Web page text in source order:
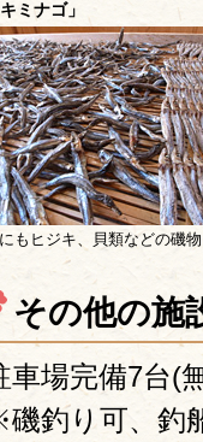
キミナゴ」
もヒジキ、貝類などの磯
その他の施
車場完備7台(
釣り可、釣